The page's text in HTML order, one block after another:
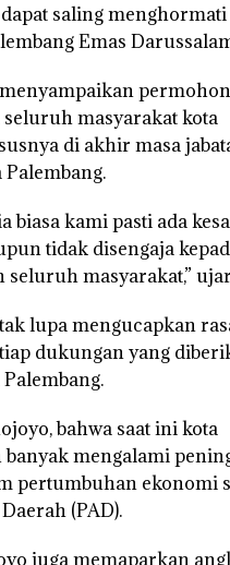
saling
Emas
seluruh masyarakat kota
di akhir masa
Palembang.
biasa kami pasti ada
tidak disengaja
seluruh masyarakat,”
lupa mengucapkan
dukungan yang
bahwa saat ini kota
banyak mengalami
pertumbuhan ekonomi
(PAD).
juga memaparkan